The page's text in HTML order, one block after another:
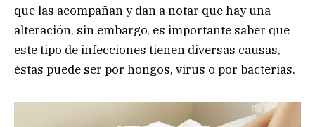
que las acompañan y dan a notar que hay una
alteración, sin embargo, es importante saber que
este tipo de infecciones tienen diversas causas,
éstas puede ser por hongos, virus o por bacterias.